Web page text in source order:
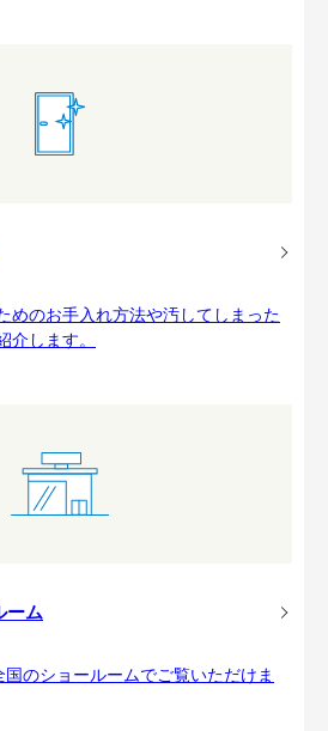
めのお手入れ方法や汚してしまった
介します。
ーム
のショールームでご覧いただけま